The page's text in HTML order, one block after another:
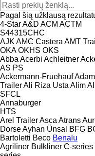
Pagal šią užklausą
4-StarA&D ACM ACTM
S44315CHC
AJK AMC Castera AMT
OKA OKHS OKS
Abba Acerbi Achleitner
AS PS
Ackermann-Fruehauf
TrailerAli Riza Usta Alim
SFCL
Annaburger
HTS
Arel TrailerAsca Atrans
DorseAyhan Ünsal BFG
Bartoletti Beco Benalu
Agriliner Bulkliner C-series